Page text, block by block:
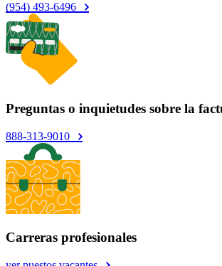
(954) 493-6496
Preguntas o inquietudes sobre la
888-313-9010
Carreras profesionales